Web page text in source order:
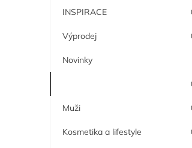
í
a
INSPIRACE
Výprodej
Novinky
Muži
Kosmetika a lifestyle